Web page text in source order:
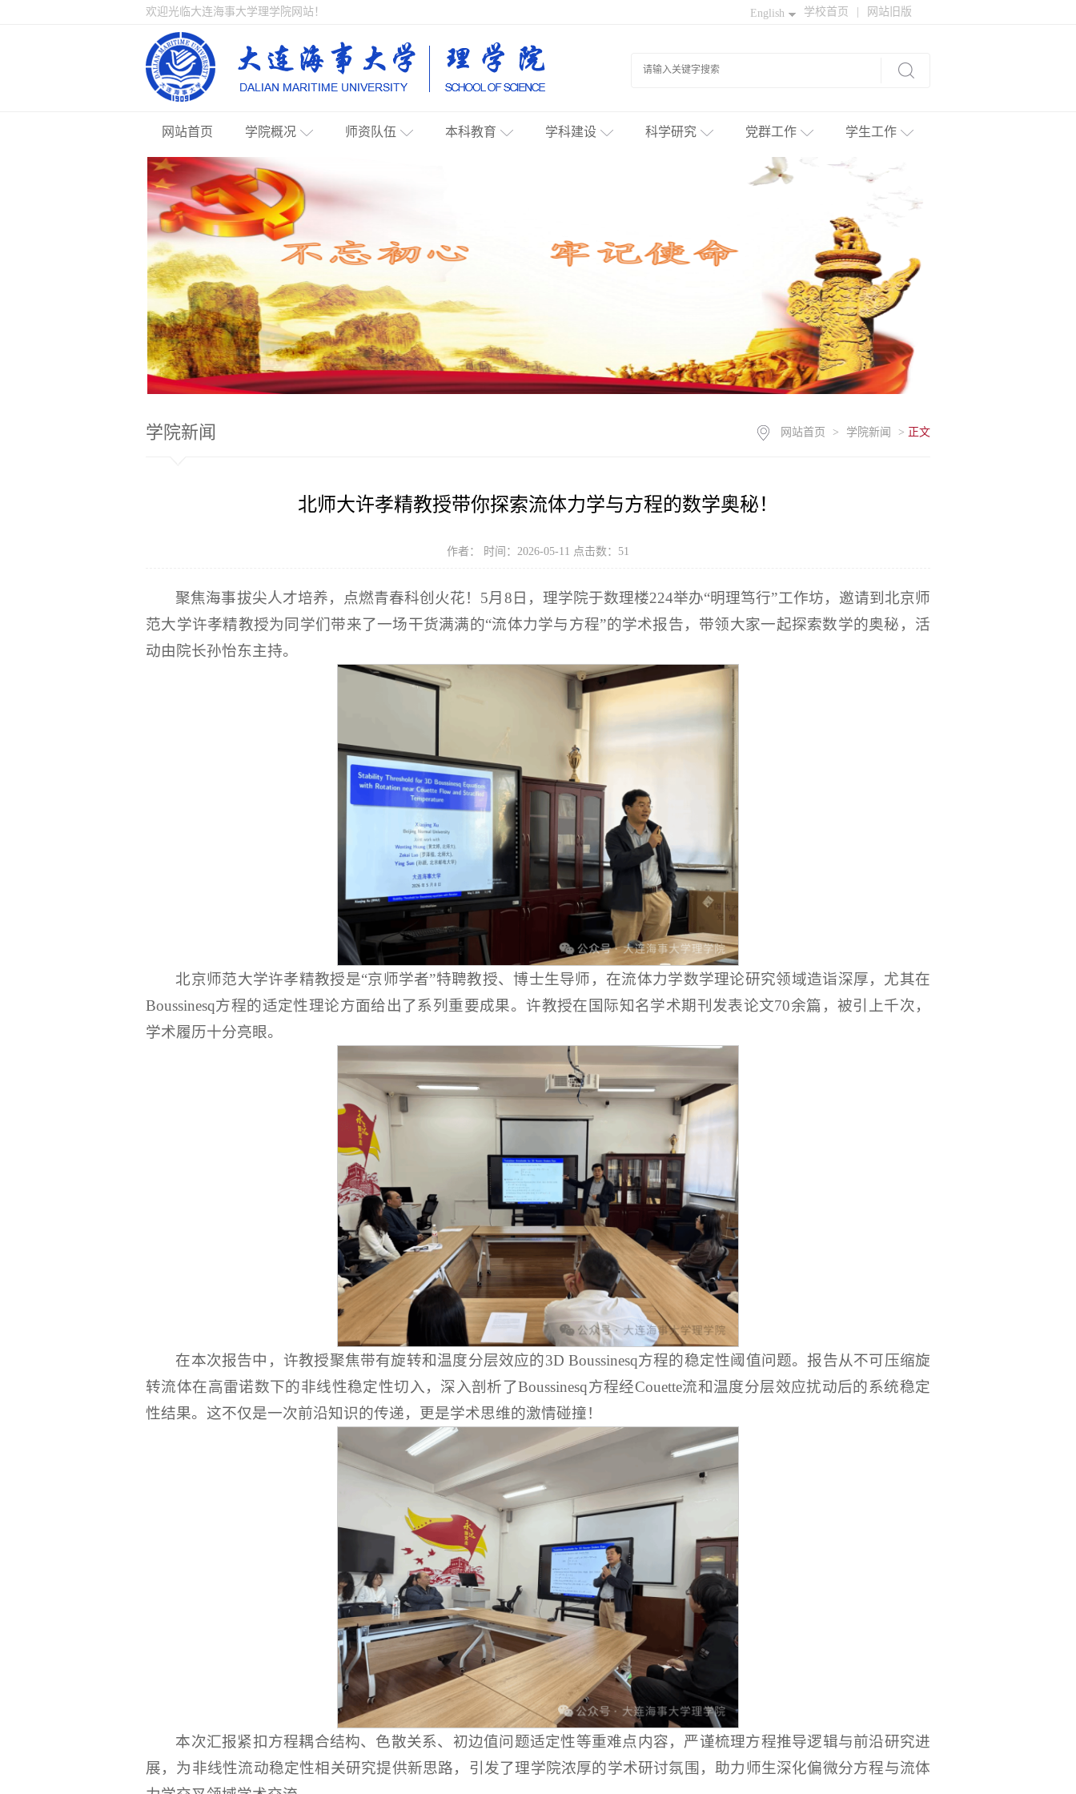
欢迎光临大连海事大学理学院网站！ English 学校首页 网站旧版
网站首页 学院概况 师资队伍 本科教育 学科建设 科学研究 党群工作 学生工作
学院新闻 网站首页 > 学院新闻 > 正文
北师大许孝精教授带你探索流体力学与方程的数学奥秘！
作者： 时间：2026-05-11 点击数： 51
聚焦海事拔尖人才培养，点燃青春科创火花！5月8日，理学院于数理楼224举办“明理笃行”工作坊，邀请到北京师
范大学许孝精教授为同学们带来了一场干货满满的“流体力学与方程”的学术报告，带领大家一起探索数学的奥秘，活
动由院长孙怡东主持。
北京师范大学许孝精教授是“京师学者”特聘教授、博士生导师，在流体力学数学理论研究领域造诣深厚，尤其在
Boussinesq方程的适定性理论方面给出了系列重要成果。许教授在国际知名学术期刊发表论文70余篇，被引上千次，
学术履历十分亮眼。
在本次报告中，许教授聚焦带有旋转和温度分层效应的3D Boussinesq方程的稳定性阈值问题。报告从不可压缩旋
转流体在高雷诺数下的非线性稳定性切入，深入剖析了Boussinesq方程经Couette流和温度分层效应扰动后的系统稳定
性结果。这不仅是一次前沿知识的传递，更是学术思维的激情碰撞！
本次汇报紧扣方程耦合结构、色散关系、初边值问题适定性等重难点内容，严谨梳理方程推导逻辑与前沿研究进
展，为非线性流动稳定性相关研究提供新思路，引发了理学院浓厚的学术研讨氛围，助力师生深化偏微分方程与流体